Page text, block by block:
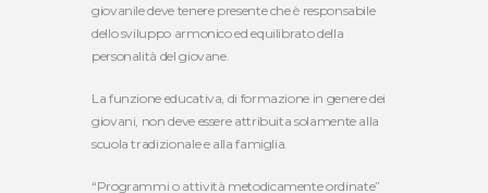
giovanile deve tenere presente che è responsabile
dello sviluppo armonico ed equilibrato della
personalità del giovane.
La funzione educativa, di formazione in genere dei
giovani, non deve essere attribuita solamente alla
scuola tradizionale e alla famiglia.
“Programmi o attività metodicamente ordinate”